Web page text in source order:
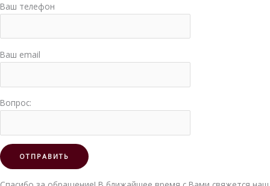
Ваш телефон
Ваш email
Вопрос: